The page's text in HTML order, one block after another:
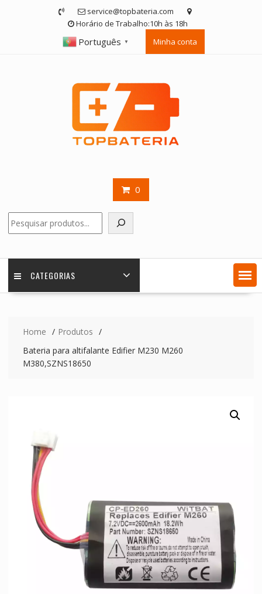
service@topbateria.com
Horário de Trabalho:10h às 18h
Português ▼ Minha conta
0
CATEGORIAS
Home
Produtos
Bateria para altifalante Edifier M230 M260
M380,SZNS18650